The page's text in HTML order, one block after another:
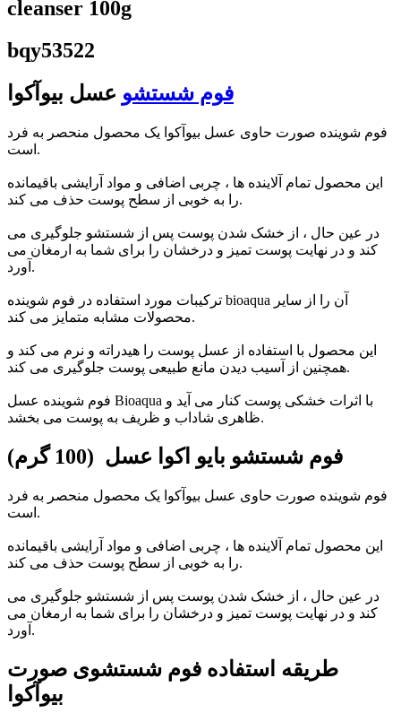
cleanser 100g
bqy53522
فوم شستشو عسل بیوآکوا
فوم شوینده صورت حاوی عسل بیوآکوا یک محصول منحصر به فرد
است.
این محصول تمام آلاینده ها ، چربی اضافی و مواد آرایشی باقیمانده
را به خوبی از سطح پوست حذف می کند.
در عین حال ، از خشک شدن پوست پس از شستشو جلوگیری می
کند و در نهایت پوست تمیز و درخشان را برای شما به ارمغان می
آورد.
ترکیبات مورد استفاده در فوم شوینده bioaqua آن را از سایر
محصولات مشابه متمایز می کند.
این محصول با استفاده از عسل پوست را هیدراته و نرم می کند و
همچنین از آسیب دیدن مانع طبیعی پوست جلوگیری می کند.
فوم شوینده عسل Bioaqua با اثرات خشکی پوست کنار می آید و
ظاهری شاداب و ظریف به پوست می بخشد.
فوم شستشو بایو اکوا عسل (100 گرم)
فوم شوینده صورت حاوی عسل بیوآکوا یک محصول منحصر به فرد
است.
این محصول تمام آلاینده ها ، چربی اضافی و مواد آرایشی باقیمانده
را به خوبی از سطح پوست حذف می کند.
در عین حال ، از خشک شدن پوست پس از شستشو جلوگیری می
کند و در نهایت پوست تمیز و درخشان را برای شما به ارمغان می
آورد.
طریقه استفاده فوم شستشوی صورت
بیوآکوا